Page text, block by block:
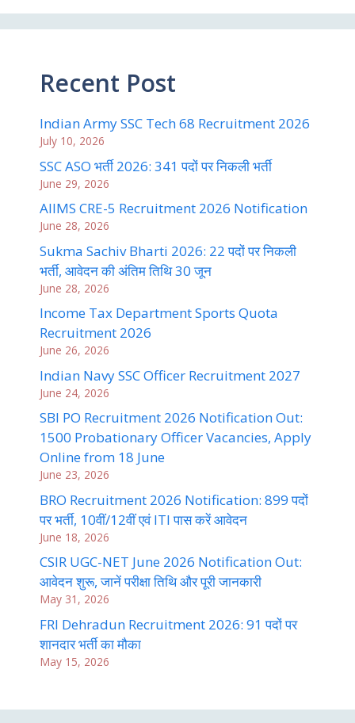
Recent Post
Indian Army SSC Tech 68 Recruitment 2026
July 10, 2026
SSC ASO भर्ती 2026: 341 पदों पर निकली भर्ती
June 29, 2026
AIIMS CRE-5 Recruitment 2026 Notification
June 28, 2026
Sukma Sachiv Bharti 2026: 22 पदों पर निकली
भर्ती, आवेदन की अंतिम तिथि 30 जून
June 28, 2026
Income Tax Department Sports Quota
Recruitment 2026
June 26, 2026
Indian Navy SSC Officer Recruitment 2027
June 24, 2026
SBI PO Recruitment 2026 Notification Out:
1500 Probationary Officer Vacancies, Apply
Online from 18 June
June 23, 2026
BRO Recruitment 2026 Notification: 899 पदों
पर भर्ती, 10वीं/12वीं एवं ITI पास करें आवेदन
June 18, 2026
CSIR UGC-NET June 2026 Notification Out:
आवेदन शुरू, जानें परीक्षा तिथि और पूरी जानकारी
May 31, 2026
FRI Dehradun Recruitment 2026: 91 पदों पर
शानदार भर्ती का मौका
May 15, 2026